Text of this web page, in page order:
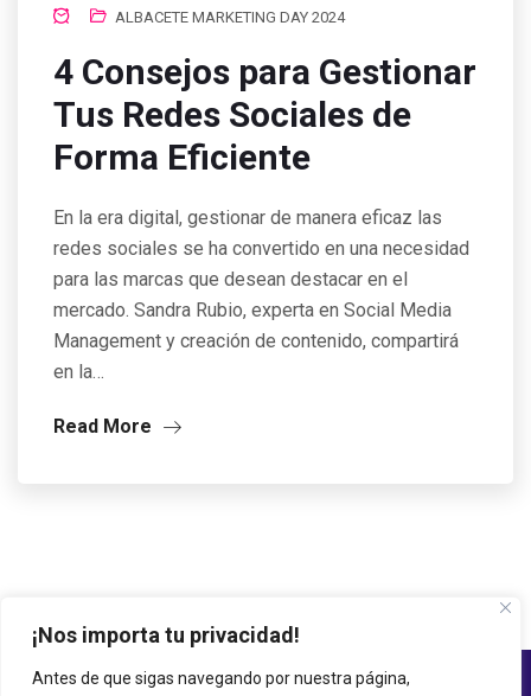
¡Nos importa tu privacidad!
Antes de que sigas navegando por nuestra página,
ALBACETE MARKETING DAY 2024
4 Consejos para Gestionar
Tus Redes Sociales de
Forma Eficiente
En la era digital, gestionar de manera eficaz las
redes sociales se ha convertido en una necesidad
para las marcas que desean destacar en el
mercado. Sandra Rubio, experta en Social Media
Management y creación de contenido, compartirá
en la…
Read More